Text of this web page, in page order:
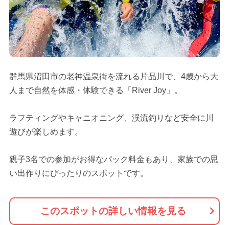
群馬県沼田市の老神温泉街を流れる片品川で、4歳から大
人まで自然を体感・体験できる「River Joy」。
ラフティングやキャニオニング、渓流釣りなど安全に川
遊びが楽しめます。
親子3名での参加がお得なパック料金もあり、家族での思
い出作りにぴったりのスポットです。
このスポットの詳しい情報を見る